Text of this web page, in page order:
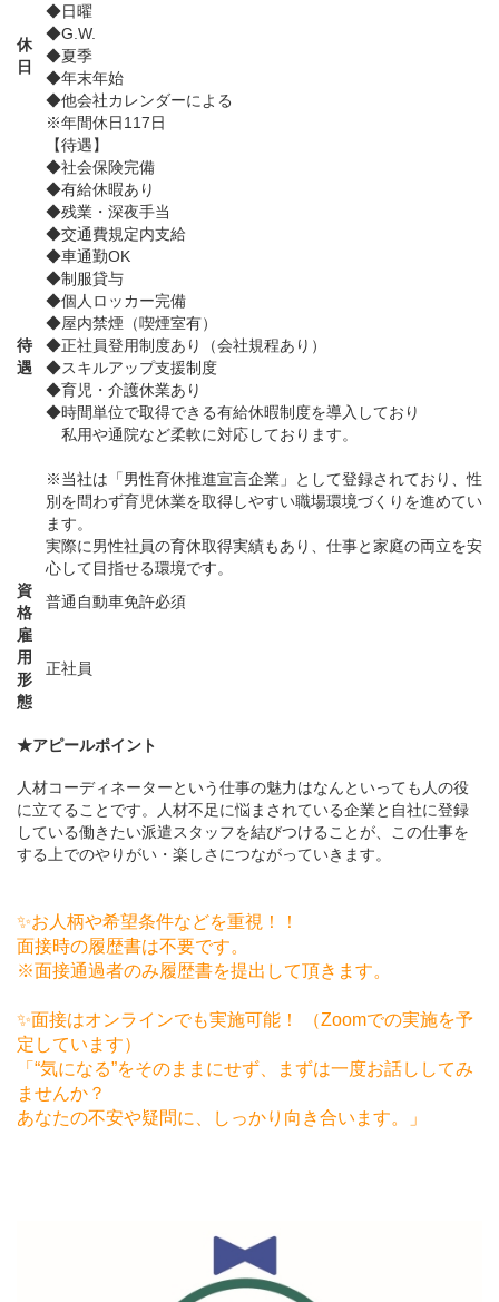
休
日
◆日曜
◆G.W.
◆夏季
◆年末年始
◆他会社カレンダーによる
※年間休日117日
待
遇
【待遇】
◆社会保険完備
◆有給休暇あり
◆残業・深夜手当
◆交通費規定内支給
◆車通勤OK
◆制服貸与
◆個人ロッカー完備
◆屋内禁煙（喫煙室有）
◆正社員登用制度あり（会社規程あり）
◆スキルアップ支援制度
◆育児・介護休業あり
◆時間単位で取得できる有給休暇制度を導入しており
私用や通院など柔軟に対応しております。
※当社は「男性育休推進宣言企業」として登録されており、性
別を問わず育児休業を取得しやすい職場環境づくりを進めてい
ます。
実際に男性社員の育休取得実績もあり、仕事と家庭の両立を安
心して目指せる環境です。
資
格
普通自動車免許必須
雇
用
形
態
正社員
★アピールポイント
人材コーディネーターという仕事の魅力はなんといっても人の役
に立てることです。人材不足に悩まされている企業と自社に登録
している働きたい派遣スタッフを結びつけることが、この仕事を
する上でのやりがい・楽しさにつながっていきます。
✨お人柄や希望条件などを重視！！
面接時の履歴書は不要です。
※面接通過者のみ履歴書を提出して頂きます。
✨面接はオンラインでも実施可能！ （Zoomでの実施を予
定しています）
「“気になる”をそのままにせず、まずは一度お話ししてみ
ませんか？
あなたの不安や疑問に、しっかり向き合います。」